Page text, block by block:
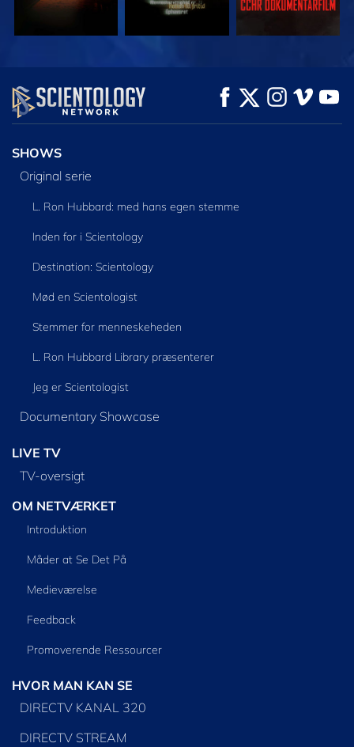
SE UDFORSK SERIEN
SHOWS
Original serie
L. Ron Hubbard: med hans egen stemme
Inden for i Scientology
Destination: Scientology
Mød en Scientologist
Stemmer for menneskeheden
L. Ron Hubbard Library præsenterer
Jeg er Scientologist
Documentary Showcase
LIVE TV
TV-oversigt
OM NETVÆRKET
Introduktion
Måder at Se Det På
Medieværelse
Feedback
Promoverende Ressourcer
HVOR MAN KAN SE
DIRECTV KANAL 320
DIRECTV STREAM